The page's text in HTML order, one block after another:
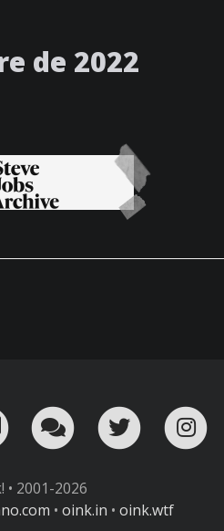
de 2022
canal en Telegram!
Oink! TV Charla conTwitter
2001-2026
• oink.in • oink.wtf